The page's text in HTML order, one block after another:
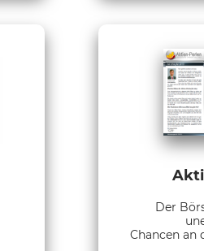
Der
Chancen an